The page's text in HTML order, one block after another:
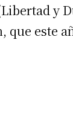
y
que este